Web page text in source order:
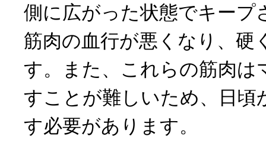
側に広がった状態でキープ
筋肉の血行が悪くなり、硬
す。また、これらの筋肉は
すことが難しいため、日頃
す必要があります。